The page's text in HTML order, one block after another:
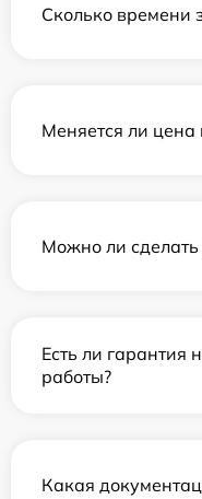
Сколько времени
Меняется ли цена
Можно ли сделать
Есть ли гарантия
работы?
Какая